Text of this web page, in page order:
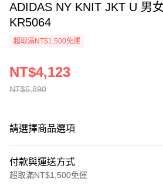
ADIDAS NY KNIT JKT U 男
KR5064
超取滿NT$1,500免運
NT$5,890
NT$4,123
請選擇商品選項
付款與運送方式
超取滿NT$1,500免運